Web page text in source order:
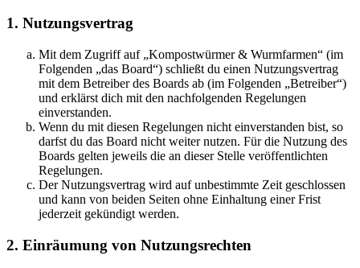
1. Nutzungsvertrag
Mit dem Zugriff auf „Kompostwürmer & Wurmfarmen“ (im
Folgenden „das Board“) schließt du einen Nutzungsvertrag
mit dem Betreiber des Boards ab (im Folgenden „Betreiber“)
und erklärst dich mit den nachfolgenden Regelungen
einverstanden.
Wenn du mit diesen Regelungen nicht einverstanden bist, so
darfst du das Board nicht weiter nutzen. Für die Nutzung des
Boards gelten jeweils die an dieser Stelle veröffentlichten
Regelungen.
Der Nutzungsvertrag wird auf unbestimmte Zeit geschlossen
und kann von beiden Seiten ohne Einhaltung einer Frist
jederzeit gekündigt werden.
2. Einräumung von Nutzungsrechten